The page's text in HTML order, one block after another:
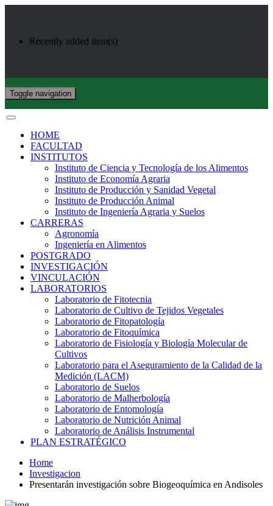
Recently added item(s)
Toggle navigation
HOME
FACULTAD
INSTITUTOS
Instituto de Ciencia y Tecnología de los Alimentos
Instituto de Economía Agraria
Instituto de Producción y Sanidad Vegetal
Instituto de Producción Animal
Instituto de Ingeniería Agraria y Suelos
CARRERAS
Agronomía
Ingeniería en Alimentos
POSTGRADO
INVESTIGACIÓN
VINCULACIÓN
LABORATORIOS
Laboratorio de Fitotecnia
Laboratorio de Cultivo de Tejidos Vegetales
Laboratorio de Fitopatología
Laboratorio de Fitoquímica
Laboratorio de Fisiología y Biología Molecular de
Cultivos
Laboratorio para el Aseguramiento de la Calidad de la
Medición (LACM)
Laboratorio de Suelos
Laboratorio de Malherbología
Laboratorio de Entomología
Laboratorio de Nutrición Animal
Laboratorio de Análisis Instrumental
PLAN ESTRATÉGICO
Home
Investigacion
Presentarán investigación sobre Biogeoquímica en Andisoles